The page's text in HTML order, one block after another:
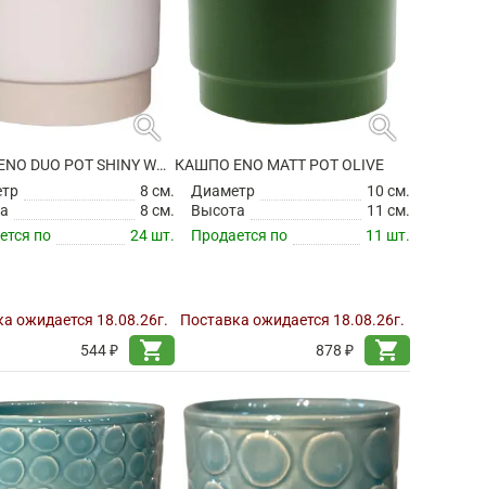
search
КАШПО ENO DUO POT SHINY WHITE
8 см.
8 см.
по
24 шт.
ожидается 18.08.26г.
544 ₽
shopping_cart
search
КАШПО ENO MATT POT OLIVE
Диаметр
10 см.
Высота
11 см.
Продается по
11 шт.
Поставка ожидается 18.08.26г.
878 ₽
shopping_cart